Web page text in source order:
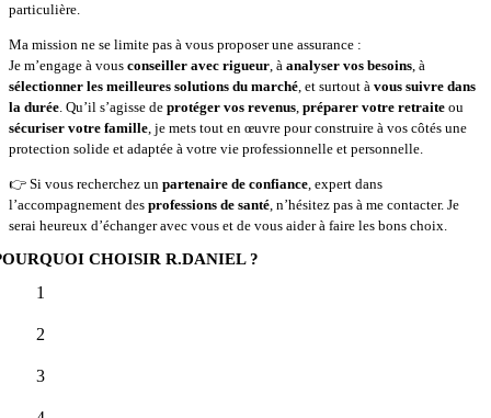
particulière.
Ma mission ne se limite pas à vous proposer une assurance :
Je m’engage à vous conseiller avec rigueur, à analyser vos besoins, à
sélectionner les meilleures solutions du marché, et surtout à vous suivre dans
la durée. Qu’il s’agisse de protéger vos revenus, préparer votre retraite ou
sécuriser votre famille, je mets tout en œuvre pour construire à vos côtés une
protection solide et adaptée à votre vie professionnelle et personnelle.
👉 Si vous recherchez un partenaire de confiance, expert dans
l’accompagnement des professions de santé, n’hésitez pas à me contacter. Je
serai heureux d’échanger avec vous et de vous aider à faire les bons choix.
CHOISIR R.DANIEL ?
1
2
3